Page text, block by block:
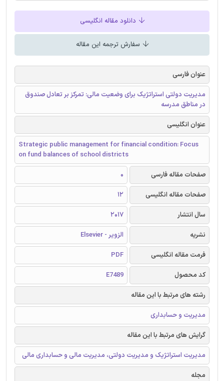
دانلود مقاله انگلیسی
سفارش ترجمه این مقاله
عنوان فارسی
مدیریت دولتی استراتژیک برای وضعیت مالی: تمرکز بر تعادل صندوق
در مناطق مدرسه
عنوان انگلیسی
Strategic public management for financial condition: Focus
on fund balances of school districts
صفحات مقاله فارسی
0
صفحات مقاله انگلیسی
12
سال انتشار
2017
نشریه
الزویر - Elsevier
فرمت مقاله انگلیسی
PDF
کد محصول
E7489
رشته های مرتبط با این مقاله
مدیریت و حسابداری
گرایش های مرتبط با این مقاله
مدیریت استراتژیک و مدیریت دولتی، مدیریت مالی و حسابداری مالی
مجله